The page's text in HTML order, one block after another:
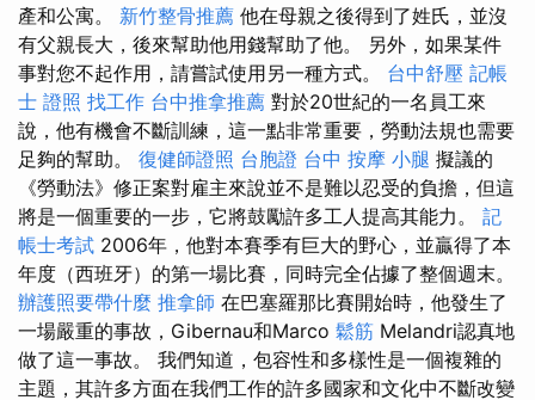
產和公寓。 新竹整骨推薦 他在母親之後得到了姓氏，並沒
有父親長大，後來幫助他用錢幫助了他。 另外，如果某件
事對您不起作用，請嘗試使用另一種方式。 台中舒壓 記帳
士 證照 找工作 台中推拿推薦 對於20世紀的一名員工來
說，他有機會不斷訓練，這一點非常重要，勞動法規也需要
足夠的幫助。 復健師證照 台胞證 台中 按摩 小腿 擬議的
《勞動法》修正案對雇主來說並不是難以忍受的負擔，但這
將是一個重要的一步，它將鼓勵許多工人提高其能力。 記
帳士考試 2006年，他對本賽季有巨大的野心，並贏得了本
年度（西班牙）的第一場比賽，同時完全佔據了整個週末。
辦護照要帶什麼 推拿師 在巴塞羅那比賽開始時，他發生了
一場嚴重的事故，Gibernau和Marco 鬆筋 Melandri認真地
做了這一事故。 我們知道，包容性和多樣性是一個複雜的
主題，其許多方面在我們工作的許多國家和文化中不斷改變